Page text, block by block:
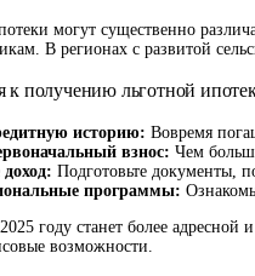
могут существенно
В регионах с развитой
к получению льготной
историю: Вовремя
взнос: Чем
Подготовьте документы,
программы:
году станет более
возможности.